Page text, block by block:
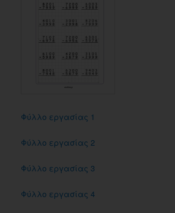
Φύλλο εργασίας 1
Φύλλο εργασίας 2
Φύλλο εργασίας 3
Φύλλο εργασίας 4